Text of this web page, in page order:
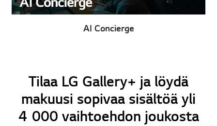
AI Concierge
Tilaa LG Gallery+ ja löydä
makuusi sopivaa sisältöä yli
4 000 vaihtoehdon joukosta